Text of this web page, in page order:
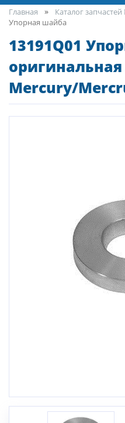
Главная
Каталог
Упорная шайба
13191Q01
оригинальная
Mercury/